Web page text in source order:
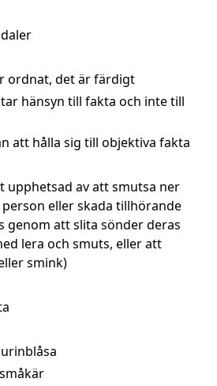
ordnat, det är färdigt
hänsyn till fakta och inte till
att hålla sig till objektiva fakta
upphetsad av att smutsa ner
eller skada tillhörande
genom att slita sönder deras
lera och smuts, eller att
smink)
småkär